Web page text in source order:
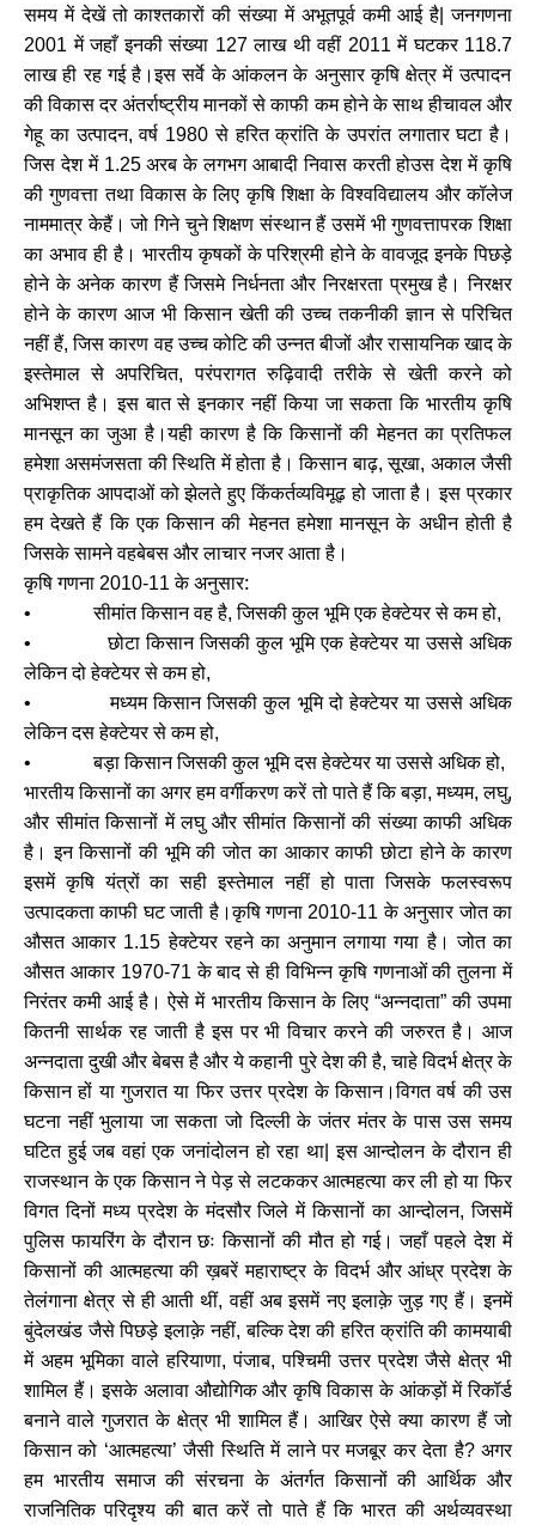
समय में देखें तो काश्तकारों की संख्या में अभूतपूर्व कमी आई है |जनगणना
2001 में जहाँ इनकी संख्या 127लाख थी वहीं 2011में घटकर 118.7
लाख ही रह गई है।इस सर्वे के आंकलन के अनुसार कृषि क्षेत्र में उत्पादन
की विकास दर अंतर्राष्ट्रीय मानकों से काफी कम होने के साथ हीचावल और
गेहू का उत्पादन,वर्ष 1980 से हरित क्रांति के उपरांत लगातार घटा है।
जिस देश में 1.25अरब के लगभग आबादी निवास करती होउस देश में कृषि
की गुणवत्ता तथा विकास के लिए कृषि शिक्षा के विश्वविद्यालय और कॉलेज
नाममात्र केहैं। जो गिने चुने शिक्षण संस्थान हैं उसमें भी गुणवत्तापरक शिक्षा
का अभाव ही है। भारतीय कृषकों के परिश्रमी होने के वावजूद इनके पिछड़े
होने के अनेक कारण हैं जिसमे निर्धनता और निरक्षरता प्रमुख है। निरक्षर
होने के कारण आज भी किसान खेती की उच्च तकनीकी ज्ञान से परिचित
नहीं हैं,जिस कारण वह उच्च कोटि की उन्नत बीजों और रासायनिक खाद के
इस्तेमाल से अपरिचित,परंपरागत रुढ़िवादी तरीके से खेती करने को
अभिशप्त है। इस बात से इनकार नहीं किया जा सकता कि भारतीय कृषि
मानसून का जुआ है।यही कारण है कि किसानों की मेहनत का प्रतिफल
हमेशा असमंजसता की स्थिति में होता है। किसान बाढ़,सूखा, अकाल जैसी
प्राकृतिक आपदाओं को झेलते हुए किंकर्तव्यविमूढ़ हो जाता है। इस प्रकार
हम देखते हैं कि एक किसान की मेहनत हमेशा मानसून के अधीन होती है
जिसके सामने वहबेबस और लाचार नजर आता है।
कृषि गणना 2010-11 के अनुसार:
•सीमांत किसान वह है,जिसकी कुल भूमि एक हेक्टेयर से कम हो,
•छोटा किसान जिसकी कुल भूमि एक हेक्टेयर या उससे अधिक
लेकिन दो हेक्टेयर से कम हो,
•मध्यम किसान जिसकी कुल भूमि दो हेक्टेयर या उससे अधिक
लेकिन दस हेक्टेयर से कम हो,
•बड़ा किसान जिसकी कुल भूमि दस हेक्टेयर या उससे अधिक हो,
भारतीय किसानों का अगर हम वर्गीकरण करें तो पाते हैं कि बड़ा,मध्यम,लघु,
और सीमांत किसानों में लघु और सीमांत किसानों की संख्या काफी अधिक
है। इन किसानों की भूमि की जोत का आकार काफी छोटा होने के कारण
इसमें कृषि यंत्रों का सही इस्तेमाल नहीं हो पाता जिसके फलस्वरूप
उत्पादकता काफी घट जाती है।कृषि गणना2010-11 के अनुसार जोत का
औसत आकार 1.15 हेक्टेयर रहने का अनुमान लगाया गया है। जोत का
औसत आकार 1970-71के बाद से ही विभिन्न कृषि गणनाओं की तुलना में
निरंतर कमी आई है। ऐसे में भारतीय किसान के लिए “अन्नदाता”की उपमा
कितनी सार्थक रह जाती है इस पर भी विचार करने की जरुरत है। आज
अन्नदाता दुखी और बेबस है और ये कहानी पुरे देश की है,चाहे विदर्भ क्षेत्र के
किसान हों या गुजरात या फिर उत्तर प्रदेश के किसान।विगत वर्ष की उस
घटना नहीं भुलाया जा सकता जो दिल्ली के जंतर मंतर के पास उस समय
घटित हुई जब वहां एक जनांदोलन हो रहा था|इस आन्दोलन के दौरान ही
राजस्थान के एक किसान ने पेड़ से लटककर आत्महत्या कर ली हो या फिर
विगत दिनों मध्य प्रदेश के मंदसौर जिले में किसानों का आन्दोलन,जिसमें
पुलिस फायरिंग के दौरान छः किसानों की मौत हो गई। जहाँ पहले देश में
किसानों की आत्महत्या की ख़बरें महाराष्ट्र के विदर्भ और आंध्र प्रदेश के
तेलंगाना क्षेत्र से ही आती थीं,वहीं अब इसमें नए इलाक़े जुड़ गए हैं। इनमें
बुंदेलखंड जैसे पिछड़े इलाक़े नहीं,बल्कि देश की हरित क्रांति की कामयाबी
में अहम भूमिका वाले हरियाणा,पंजाब,पश्चिमी उत्तर प्रदेश जैसे क्षेत्र भी
शामिल हैं। इसके अलावा औद्योगिक और कृषि विकास के आंकड़ों में रिकॉर्ड
बनाने वाले गुजरात के क्षेत्र भी शामिल हैं। आखिर ऐसे क्या कारण हैं जो
किसान को ‘आत्महत्या’जैसी स्थिति में लाने पर मजबूर कर देता है?अगर
हम भारतीय समाज की संरचना के अंतर्गत किसानों की आर्थिक और
राजनितिक परिदृश्य की बात करें तो पाते हैं कि भारत की अर्थव्यवस्था